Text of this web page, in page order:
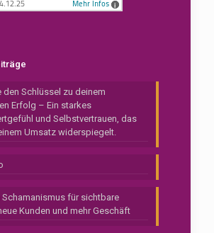
den Schlüssel zu deinem
Erfolg – Ein starkes
und Selbstvertrauen, das
Umsatz widerspiegelt.
für sichtbare
Kunden und mehr Geschäft